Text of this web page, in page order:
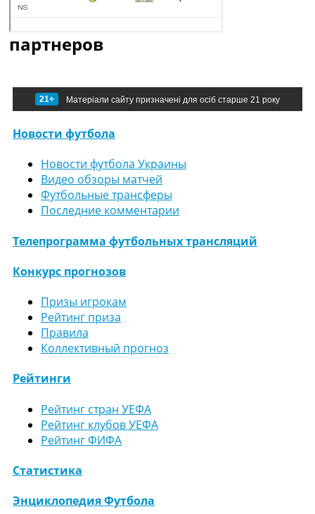
партнеров
21+ Матеріали сайту призначені для осіб старше 21 року
Новости футбола
Новости футбола Украины
Видео обзоры матчей
Футбольные трансферы
Последние комментарии
Телепрограмма футбольных трансляций
Конкурс прогнозов
Призы игрокам
Рейтинг приза
Правила
Коллективный прогноз
Рейтинги
Рейтинг стран УЕФА
Рейтинг клубов УЕФА
Рейтинг ФИФА
Статистика
Энциклопедия Футбола